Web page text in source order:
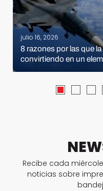
julio 16, 2026
8 razones por las que
convirtiendo en un
Recibe cada
noticias sobre